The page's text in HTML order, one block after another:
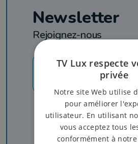
Newsletter
Rejoignez-nous
JE M'INSCRIS
Recevez nos newsletters pour
de l'info, du sport et de
TV Lux respecte
privée
Notre site Web utilise
pour améliorer
utilisateur. En utilisant
vous acceptez tous
conformément à